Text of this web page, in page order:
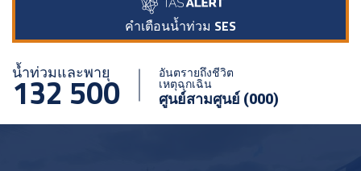
คำเตือนน้ำท่วม SES
น้ำท่วมและพายุ
132 500
อันตรายถึงชีวิต
เหตุฉุกเฉิน
ศูนย์สามศูนย์ (000)